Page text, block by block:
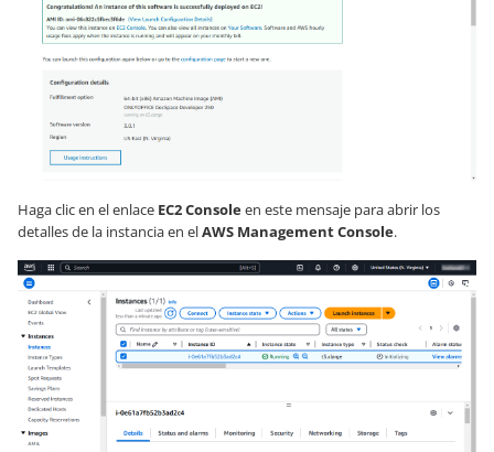
Haga clic en el enlace EC2 Consoleen este mensaje para abrir los
detalles de la instancia en elAWS Management Console.